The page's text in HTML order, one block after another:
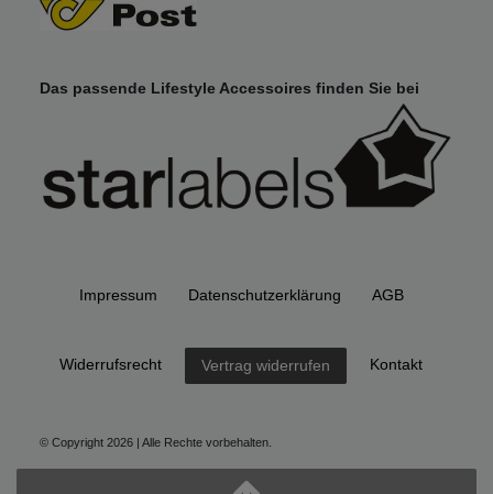
Das passende Lifestyle Accessoires finden Sie bei
Impressum Daten­schutz­erklärung AGB
Widerrufs­recht Vertrag widerrufen Kontakt
© Copyright 2026 | Alle Rechte vorbehalten.